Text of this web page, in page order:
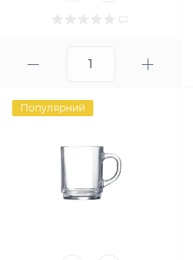
Популярний